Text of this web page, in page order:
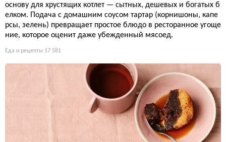
основу для хрустящих котлет — сытных, дешевых и богатых б
елком. Подача с домашним соусом тартар (корнишоны, капе
рсы, зелень) превращает простое блюдо в ресторанное угоще
ние, которое оценит даже убежденный мясоед.
Еда и рецепты 17 581